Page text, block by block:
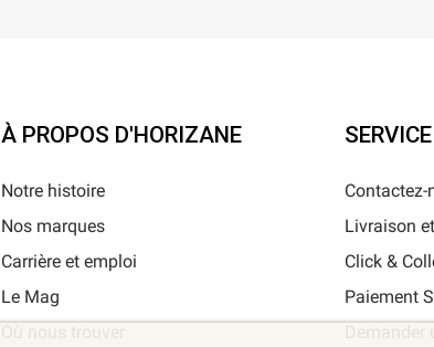
À PROPOS D'HORIZANE
Notre histoire
Nos marques
Carrière et emploi
Le Mag
Contactez-
Livraison
Click &
Paiement